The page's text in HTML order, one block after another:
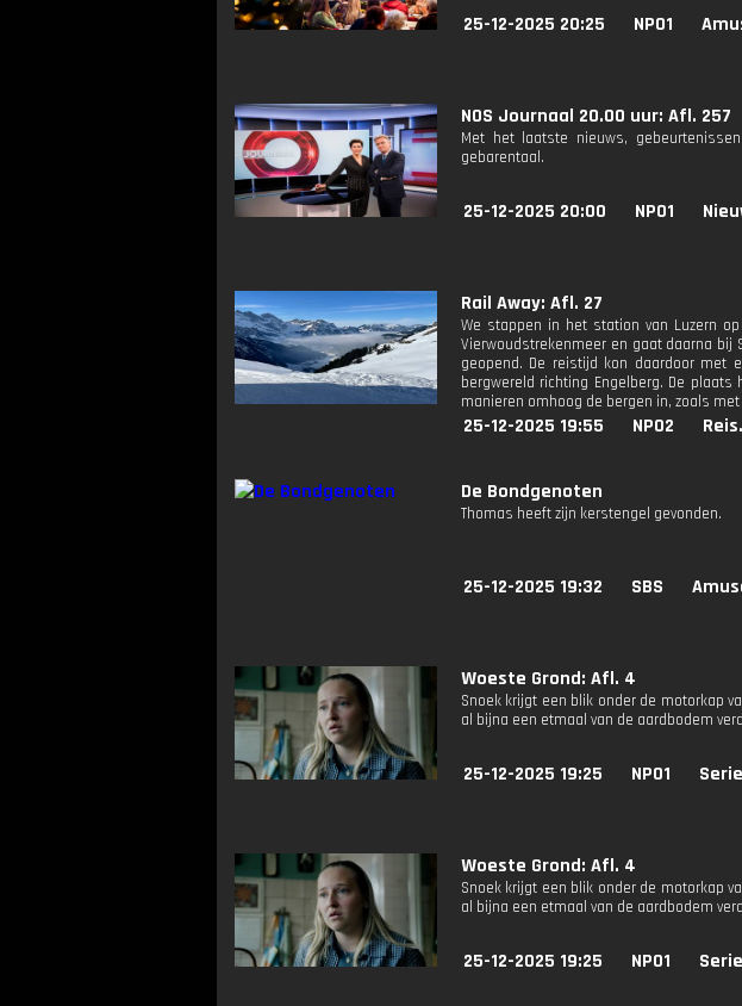
25-12-2025 20:25 NPO1
NOS Journaal 20.00 uur: Afl. 257
Met het laatste nieuws,
gebarentaal.
25-12-2025 20:00 NPO1
Rail Away: Afl. 27
We stappen in het station van Luzern
Vierwoudstrekenmeer en gaat daarna bij
geopend. De reistijd kon daardoor met
bergwereld richting Engelberg. De
manieren omhoog de bergen in, zoals
25-12-2025 19:55 NPO2
De Bondgenoten
Thomas heeft zijn kerstengel gevonden.
25-12-2025 19:32 SBS
Woeste Grond: Afl. 4
Snoek krijgt een blik onder de motorkap
al bijna een etmaal van de aardbodem
25-12-2025 19:25 NPO1
Woeste Grond: Afl. 4
Snoek krijgt een blik onder de motorkap
al bijna een etmaal van de aardbodem
25-12-2025 19:25 NPO1